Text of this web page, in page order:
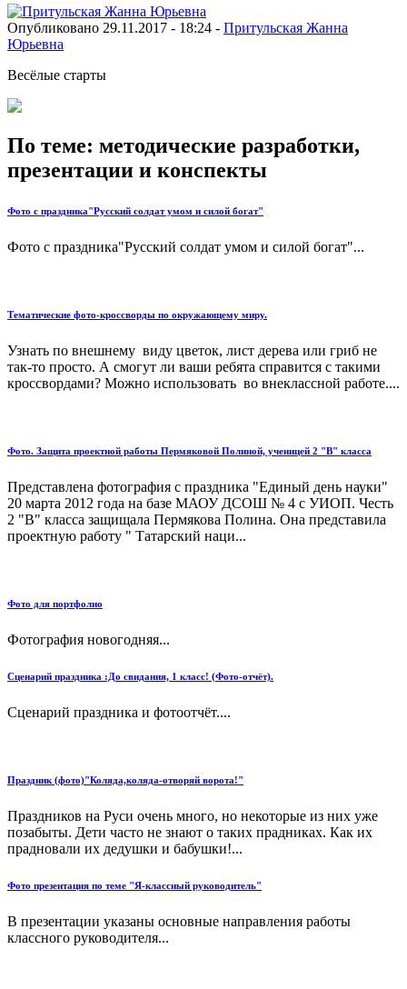
Опубликовано 29.11.2017 - 18:24 - Притульская Жанна
Юрьевна
Весёлые старты
По теме: методические разработки,
презентации и конспекты
Фото с праздника"Русский солдат умом и силой богат"
Фото с праздника"Русский солдат умом и силой богат"...
Тематические фото-кроссворды по окружающему миру.
Узнать по внешнему виду цветок, лист дерева или гриб не
так-то просто. А смогут ли ваши ребята справится с такими
кроссвордами? Можно использовать во внеклассной работе....
Фото. Защита проектной работы Пермяковой Полиной, ученицей 2 "В" класса
Представлена фотография с праздника "Единый день науки"
20 марта 2012 года на базе МАОУ ДСОШ № 4 с УИОП. Честь
2 "В" класса защищала Пермякова Полина. Она представила
проектную работу " Татарский наци...
Фото для портфолио
Фотография новогодняя...
Сценарий праздника :До свидания, 1 класс! (Фото-отчёт).
Сценарий праздника и фотоотчёт....
Праздник (фото)"Коляда,коляда-отворяй ворота!"
Праздников на Руси очень много, но некоторые из них уже
позабыты. Дети часто не знают о таких прадниках. Как их
прадновали их дедушки и бабушки!...
Фото презентация по теме "Я-классный руководитель"
В презентации указаны основные направления работы
классного руководителя...